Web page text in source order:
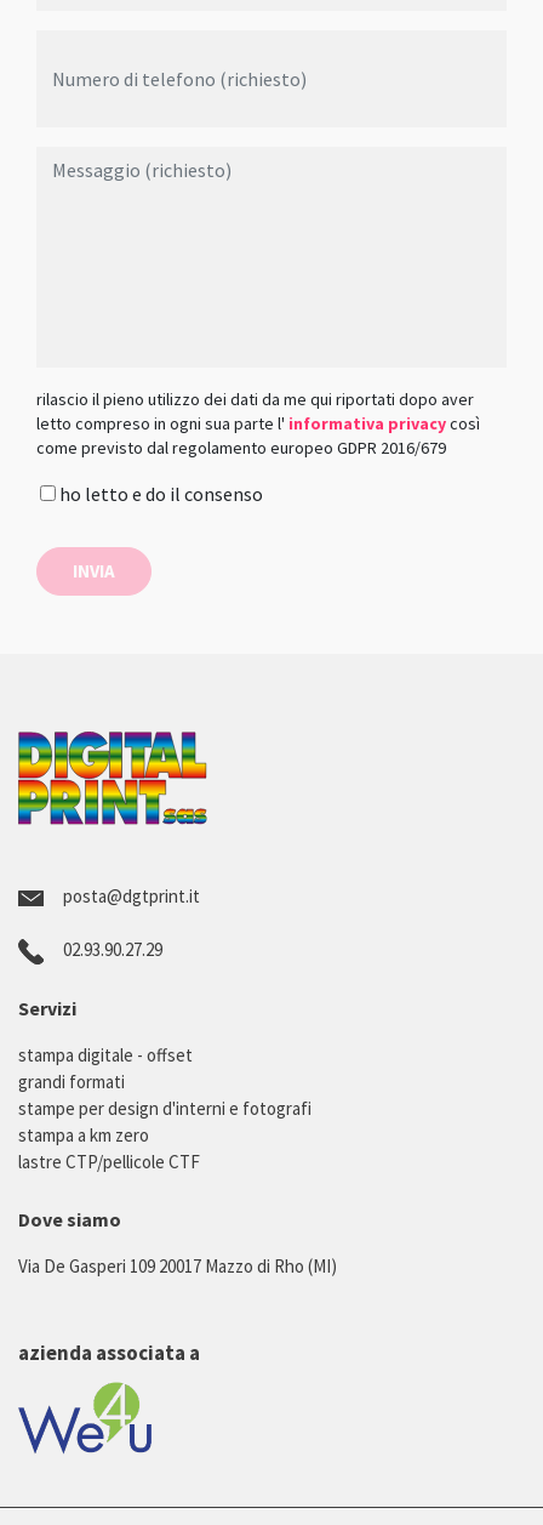
rilascio il pieno utilizzo dei dati da me qui riportati dopo aver
letto compreso in ogni sua parte l' informativa privacy
come previsto dal regolamento europeo GDPR 2016/679
ho letto e do il consenso
INVIA
posta@dgtprint.it
02.93.90.27.29
Servizi
stampa digitale - offset
grandi formati
stampe per design d'interni e fotografi
stampa a km zero
lastre CTP/pellicole CTF
Dove siamo
Via De Gasperi 109 20017 Mazzo di Rho (MI)
azienda associata a